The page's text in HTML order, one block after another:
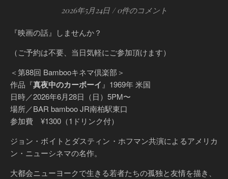
2026年5月24日 / 0件のコメント
『映画の話』しませんか？
（ご予約は不要、当日気軽にご参加頂けます）
＜第88回 Bambooキネマ倶楽部＞
作品『真夜中のカーボーイ』1969年 米国
日時／2026年6月28日（日）5PM〜
場所／BAR bamboo JR南柏駅東口
参加費 ¥1300（1ドリンク付）
ジョン・ボイトとダスティン・ホフマン共演によるアメリカ
ン・ニューシネマの名作。
大都会ニューヨークで生きる若者たちの孤独と友情を描き、